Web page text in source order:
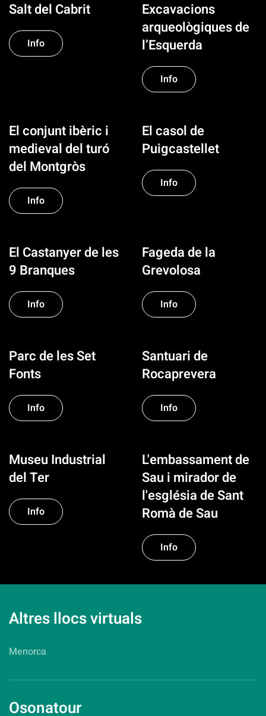
Salt del Cabrit
Info
Excavacions
arqueològiques de
l’Esquerda
Info
El conjunt ibèric i
medieval del turó
del Montgròs
Info
El casol de
Puigcastellet
Info
El Castanyer de les
9 Branques
Info
Fageda de la
Grevolosa
Info
Parc de les Set
Fonts
Info
Santuari de
Rocaprevera
Info
Museu Industrial
del Ter
Info
L'embassament de
Sau i mirador de
l'església de Sant
Romà de Sau
Info
Altres llocs virtuals
Menorca
Osonatour